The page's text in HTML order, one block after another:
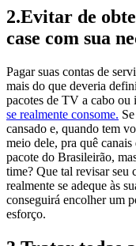
2.Evitar de
case com sua
Pagar suas contas de
mais do que deveria
pacotes de TV a cabo ou
se realmente consome.
cansado e, quando tem
meio dele, pra quê
pacote do Brasileirão,
time? Que tal revisar seu
realmente se adeque às
conseguirá encolher um
esforço.